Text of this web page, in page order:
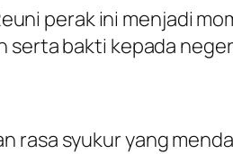
perak ini menjadi
serta bakti kepada
rasa syukur yang